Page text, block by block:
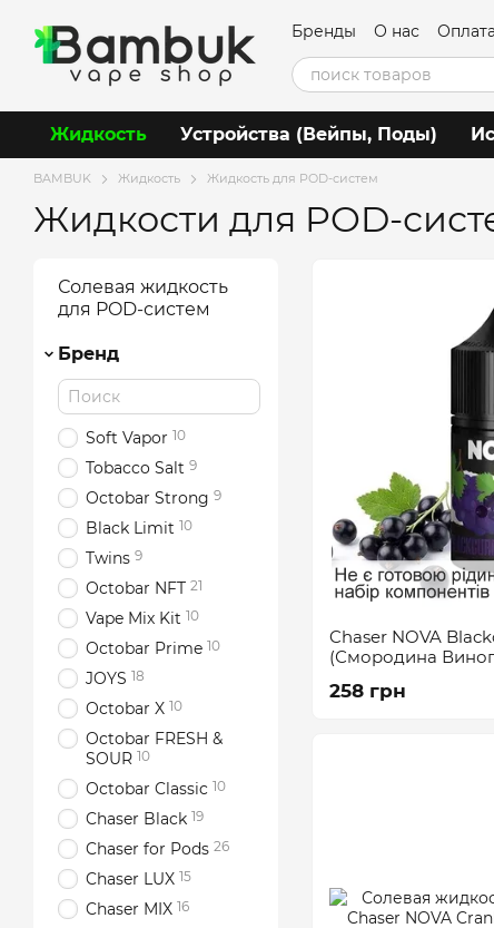
Бренды О нас
Пользовательское
Жидкость Устройства (Вейпы, Поды)
BAMBUK Жидкость Жидкость для POD-систем
Жидкости для POD-
Chaser NOVA
(Смородина
258 грн
Солевая жидкость
для POD-систем
Бренд
Soft Vapor 10
Tobacco Salt 9
Octobar Strong 9
Black Limit 10
Twins 9
Octobar NFT 21
Vape Mix Kit 10
Octobar Prime 10
JOYS 18
Octobar X 10
Octobar FRESH &
SOUR 10
Octobar Classic 10
Chaser Black 19
Chaser for Pods 26
Chaser LUX 15
Chaser MIX 16